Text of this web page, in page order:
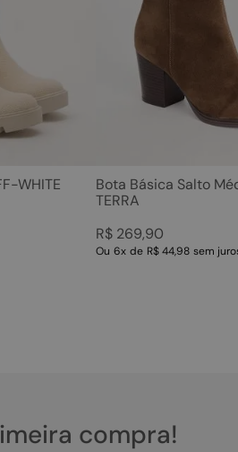
WHITE
Bota Básica Salto
TERRA
R$ 269,90
Ou 6x de R$ 44,98 sem
compra!